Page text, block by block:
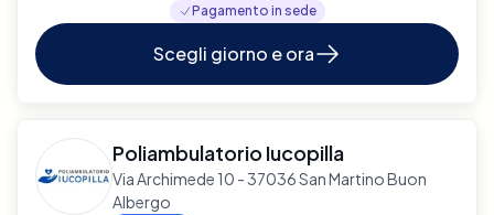
Pagamento in sede
Scegli giorno e ora
Poliambulatorio Iucopilla
Via Archimede 10 - 37036 San Martino Buon
Albergo